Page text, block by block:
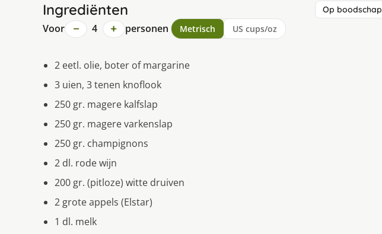
Ingrediënten Op
Voor − 4 + personen Metrisch US cups/oz
2 eetl. olie, boter of margarine
3 uien, 3 tenen knoflook
250 gr. magere kalfslap
250 gr. magere varkenslap
250 gr. champignons
2 dl. rode wijn
200 gr. (pitloze) witte druiven
2 grote appels (Elstar)
1 dl. melk